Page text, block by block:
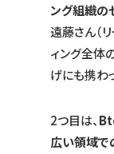
ング組織の
遠藤さん（
ィング全体
げにも携わ
2つ目は、
広い領域で